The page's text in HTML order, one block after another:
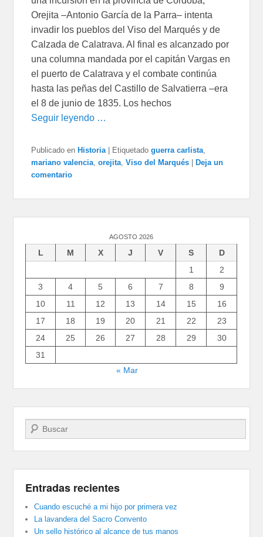
Orejita –Antonio García de la Parra– intenta
invadir los pueblos del Viso del Marqués y de
Calzada de Calatrava. Al final es alcanzado por
una columna mandada por el capitán Vargas en
el puerto de Calatrava y el combate continúa
hasta las peñas del Castillo de Salvatierra –era
el 8 de junio de 1835. Los hechos
Seguir leyendo …
Publicado en Historia Etiquetado guerra carlista,
mariano valencia,orejita,Viso del Marqués
Deja un
comentario
AGOSTO 2026
L M X J V S
D
1
2
3
4 5 6 7 8
9
10
11 12 13 14 15
16
17
18 19 20 21 22
23
24
25 26 27 28 29
30
31
« Mar
Buscar
Entradas recientes
Cuando escuché a mi hijo por primera vez
La lavandera del Sacro Convento
Un sello histórico al alcance de tus manos